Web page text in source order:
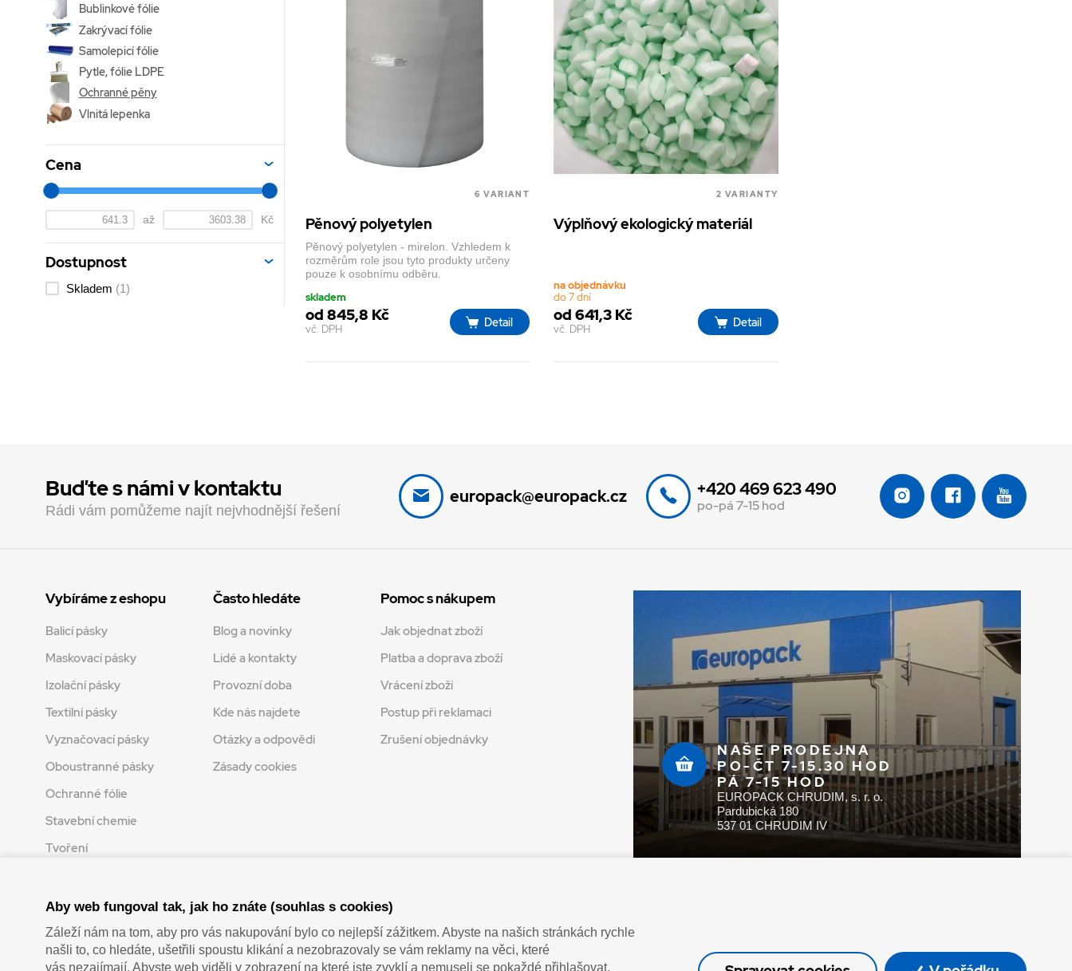
Bublinkové fólie
Zakrývací fólie
Samolepicí fólie
Pytle, fólie LDPE
Ochranné pěny
Vlnitá lepenka
Cena
až Kč
Dostupnost
Skladem (1)
6 VARIANT
Pěnový polyetylen
Pěnový polyetylen - mirelon. Vzhledem k
rozměrům role jsou tyto produkty určeny
pouze k osobnímu odběru.
skladem
od 845,8 Kč
vč. DPH Detail
2 VARIANTY
Výplňový ekologický materiál
na objednávku
do 7 dní
od 641,3 Kč
vč. DPH Detail
Buďte s námi v kontaktu
Rádi vám pomůžeme najít nejvhodnější řešení
europack@europack.cz +420 469 623 490
po-pá 7-15 hod
Vybíráme z eshopu
Balicí pásky
Maskovací pásky
Izolační pásky
Textilní pásky
Vyznačovací pásky
Oboustranné pásky
Ochranné fólie
Stavební chemie
Tvoření
Často hledáte
Blog a novinky
Lidé a kontakty
Provozní doba
Kde nás najdete
Otázky a odpovědi
Zásady cookies
Pomoc s nákupem
Jak objednat zboží
Platba a doprava zboží
Vrácení zboží
Postup při reklamaci
Zrušení objednávky
NAŠE PRODEJNA
PO-ČT 7-15.30 HOD
PÁ 7-15 HOD
EUROPACK CHRUDIM, s. r. o.
Pardubická 180
537 01 CHRUDIM IV
Zaplatit u nás můžete hotově i online Doprava vaším oblíbeným dopravcem
Aby web fungoval tak, jak ho znáte (souhlas s cookies)
Záleží nám na tom, aby pro vás nakupování bylo co nejlepší zážitkem. Abyste na našich stránkách rychle
našli to, co hledáte, ušetřili spoustu klikání a nezobrazovaly se vám reklamy na věci, které
vás nezajímají. Abyste web viděli v zobrazení na které jste zvyklí a nemuseli se pokaždé přihlašovat.